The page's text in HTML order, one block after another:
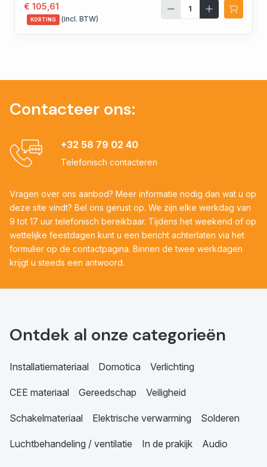
€ 105,61
KORTING (incl. BTW)
Contacteer ons:
+32 58 79 02 40
Telefonisch contacteren
Vragen over ons aanbod? Meer informatie nodig dan wat u op
deze site vindt? Bel ons gerust op. We zijn elke werkdag van
9 tot 17 uur telefonisch bereikbaar. Tijdens het weekend of op
wettelijke feestdagen kunt u een bericht achterlaten via het
formulier op de contactpagina. Binnen de twee werkdagen
krijgt u steeds een antwoord.
Ontdek al onze categorieën
Installatiemateriaal Domotica Verlichting
CEE materiaal Gereedschap Veiligheid
Schakelmateriaal Elektrische verwarming Solderen
Luchtbehandeling / ventilatie In de prakijk Audio